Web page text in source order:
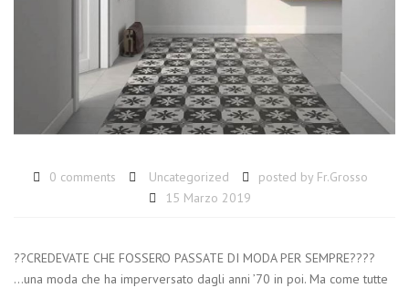
0 comments Uncategorized posted by Fr.Grosso
15 Marzo 2019
??CREDEVATE CHE FOSSERO PASSATE DI MODA PER SEMPRE????
…una moda che ha imperversato dagli anni ’70 in poi. Ma come tutte